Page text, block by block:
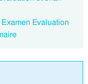
Evaluation